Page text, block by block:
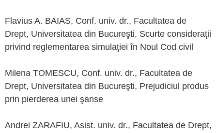
Flavius A. BAIAS, Conf. univ. dr., Facultatea de
Drept, Universitatea din Bucureşti, Scurte consideraţii
privind reglementarea simulaţiei în Noul Cod civil
Milena TOMESCU, Conf. univ. dr., Facultatea de
Drept, Universitatea din Bucureşti, Prejudiciul produs
prin pierderea unei şanse
Andrei ZARAFIU, Asist. univ. dr., Facultatea de Drept,